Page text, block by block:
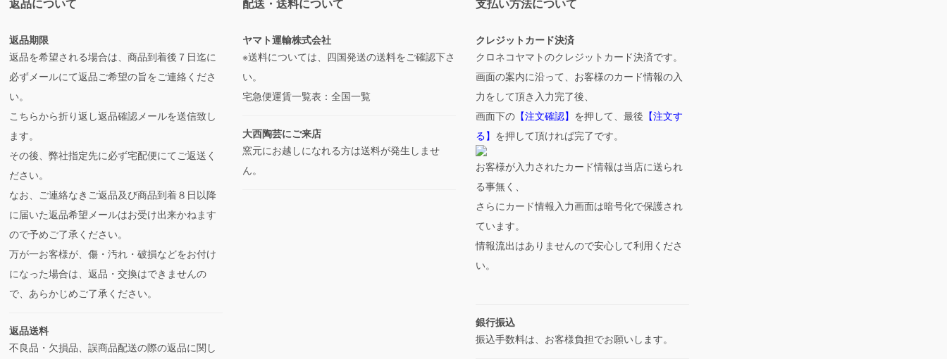
返品期限
返品を希望される場合は、商品到着後７日迄に
必ずメールにて返品ご希望の旨をご連絡くださ
い。
こちらから折り返し返品確認メールを送信致し
ます。
その後、弊社指定先に必ず宅配便にてご返送く
ださい。
なお、ご連絡なきご返品及び商品到着８日以降
に届いた返品希望メールはお受け出来かねます
ので予めご了承ください。
万が一お客様が、傷・汚れ・破損などをお付け
になった場合は、返品・交換はできませんの
で、あらかじめご了承ください。
返品送料
不良品・欠損品、誤商品配送の際の返品に関し
ヤマト運輸株式会社
※送料については、四国発送の送料をご確認下さ
い。
宅急便運賃一覧表：全国一覧
大西陶芸にご来店
窯元にお越しになれる方は送料が発生しませ
ん。
クレジットカード決済
クロネコヤマトのクレジットカード決済です。
画面の案内に沿って、お客様のカード情報の入
力をして頂き入力完了後、
画面下の 【注文確認】 を押して、最後 【注文す
る】 を押して頂ければ完了です。
お客様が入力されたカード情報は当店に送られ
る事無く、
さらにカード情報入力画面は暗号化で保護され
ています。
情報流出はありませんので安心して利用くださ
い。
銀行振込
振込手数料は、お客様負担でお願いします。